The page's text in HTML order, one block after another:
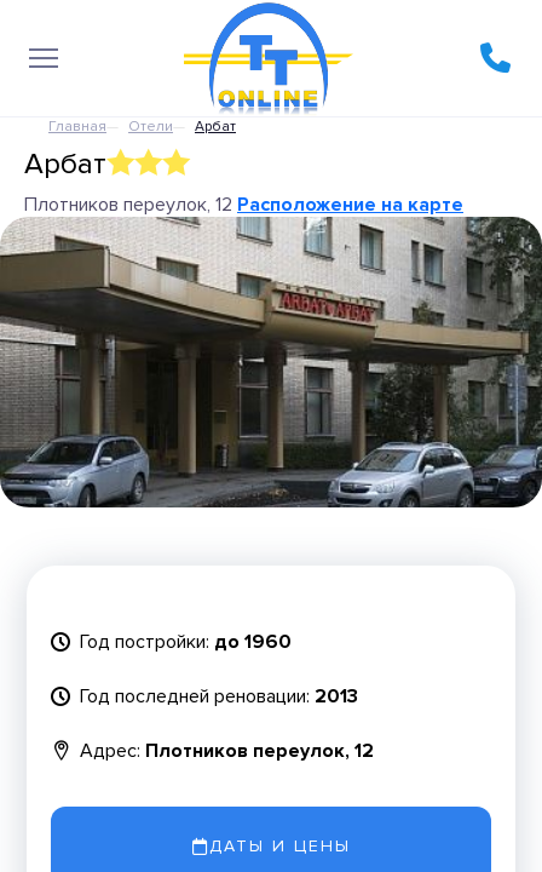
Главная Отели Арбат
Арбат
Плотников переулок, 12 Расположение на карте
Год постройки: до 1960
Год последней реновации: 2013
Адрес: Плотников переулок, 12
ДАТЫ И ЦЕНЫ